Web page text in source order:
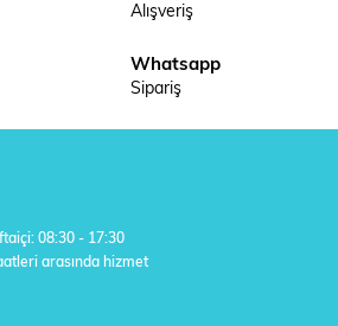
Alışveriş
Whatsapp
Sipariş
08:30 - 17:30
arasında hizmet